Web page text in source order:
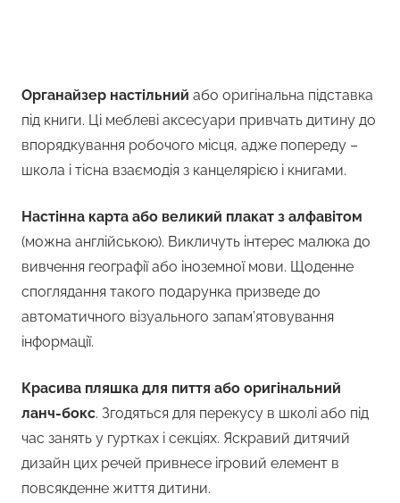
Органайзер настільний або оригінальна підставка
під книги. Ці меблеві аксесуари привчать дитину до
впорядкування робочого місця, адже попереду –
школа і тісна взаємодія з канцелярією і книгами.
Настінна карта або великий плакат з алфавітом
(можна англійською). Викличуть інтерес малюка до
вивчення географії або іноземної мови. Щоденне
споглядання такого подарунка призведе до
автоматичного візуального запам’ятовування
інформації.
Красива пляшка для пиття або оригінальний
ланч-бокс. Згодяться для перекусу в школі або під
час занять у гуртках і секціях. Яскравий дитячий
дизайн цих речей привнесе ігровий елемент в
повсякденне життя дитини.